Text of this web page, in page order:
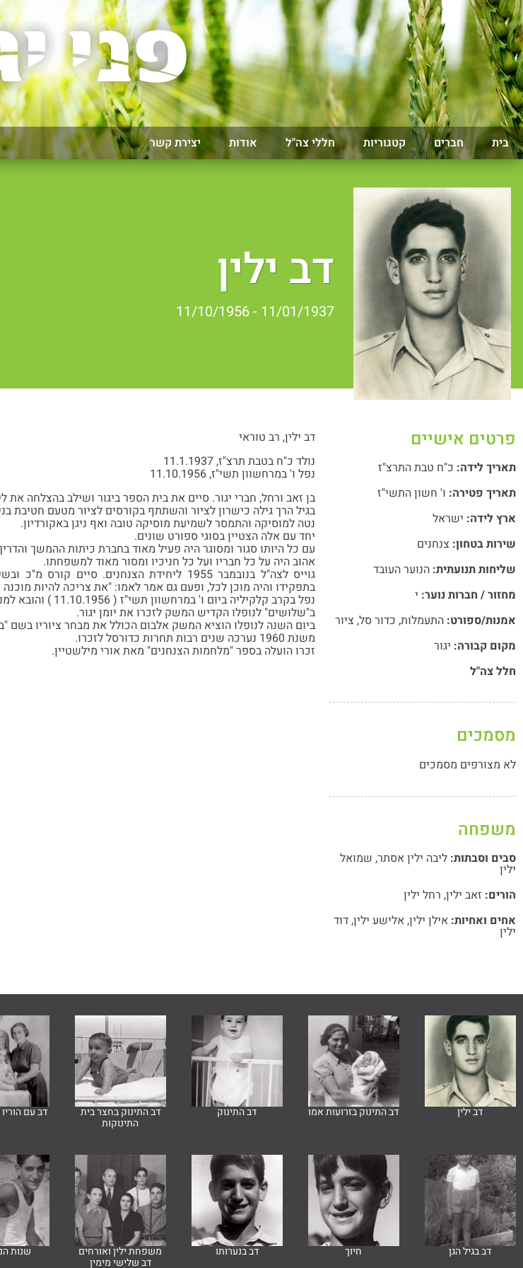
בית חברים קטגוריות חללי צה"ל אודות יצירת קשר
דב ילין
11/01/1937 - 11/10/1956
פרטים אישיים
תאריך לידה: כ"ח טבת התרצ"ז
תאריך פטירה: ו' חשון התשי"ז
ארץ לידה: ישראל
שירות בטחון: צנחנים
שליחות תנועתית: הנוער העובד
מחזור / חברות נוער: י
אמנות/ספורט: התעמלות, כדור סל, ציור
מקום קבורה: יגור
חלל צה"ל
מסמכים
לא מצורפים מסמכים
משפחה
סבים וסבתות: ליבה ילין אסתר, שמואל
ילין
הורים: זאב ילין, רחל ילין
אחים ואחיות: אילן ילין,אלישע ילין,דוד
ילין
דב ילין, רב טוראי
נולד כ"ח בטבת תרצ"ז, 11.1.1937
נפל ו' במרחשוון תשי"ז, 11.10.1956
בן זאב ורחל, חברי יגור. סיים את בית הספר ביגור ושילב בהצלחה את
בגיל הרך גילה כישרון לציור והשתתף בקורסים לציור מטעם חטיבת
נטה למוסיקה והתמסר לשמיעת מוסיקה טובה ואף ניגן באקורדיון.
יחד עם אלה הצטיין בסוגי ספורט שונים.
עם כל היותו סגור ומסוגר היה פעיל מאוד בחברת כיתות ההמשך
אהוב היה על כל חבריו ועל כל חניכיו ומסור מאוד למשפחתו.
גוייס לצה"ל בנובמבר 1955 ליחידת הצנחנים.
בתפקידו והיה מוכן לכל, ופעם גם אמר לאמו: "את צריכה להיות מוכנה
נפל בקרב קלקיליה ביום ו' במרחשוון תשי"ז ( 11.10.1956 ) והובא למנוחת עולמים בבית הקברות ביגור.
ב"שלושים" לנופלו הקדיש המשק לזכרו את יומן יגור.
ביום השנה לנופלו הוציא המשק אלבום הכולל את מבחר ציוריו בשם
משנת 1960 נערכה שנים רבות תחרות כדורסל לזכרו.
זכרו הועלה בספר "מלחמות הצנחנים" מאת אורי מילשטיין.
דב ילין דב התינוק בזרועות אמו דב התינוק דב התינוק בחצר בית
התינוקות
דב עם הוריו
דב בגיל הגן חיוך דב בנערותו משפחת ילין ואורחים
דב שלישי מימין
שנות